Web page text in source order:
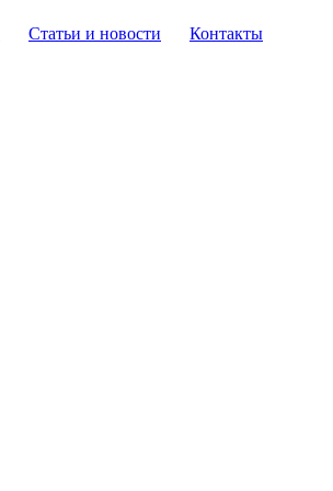
Статьи и новости
Контакты